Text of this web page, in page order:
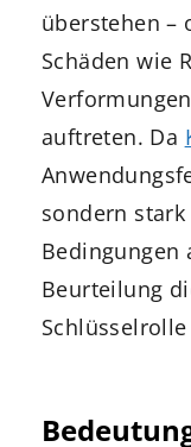
überstehen –
Schäden wie
auftreten. Da
sondern
Bedingungen
Beurteilung